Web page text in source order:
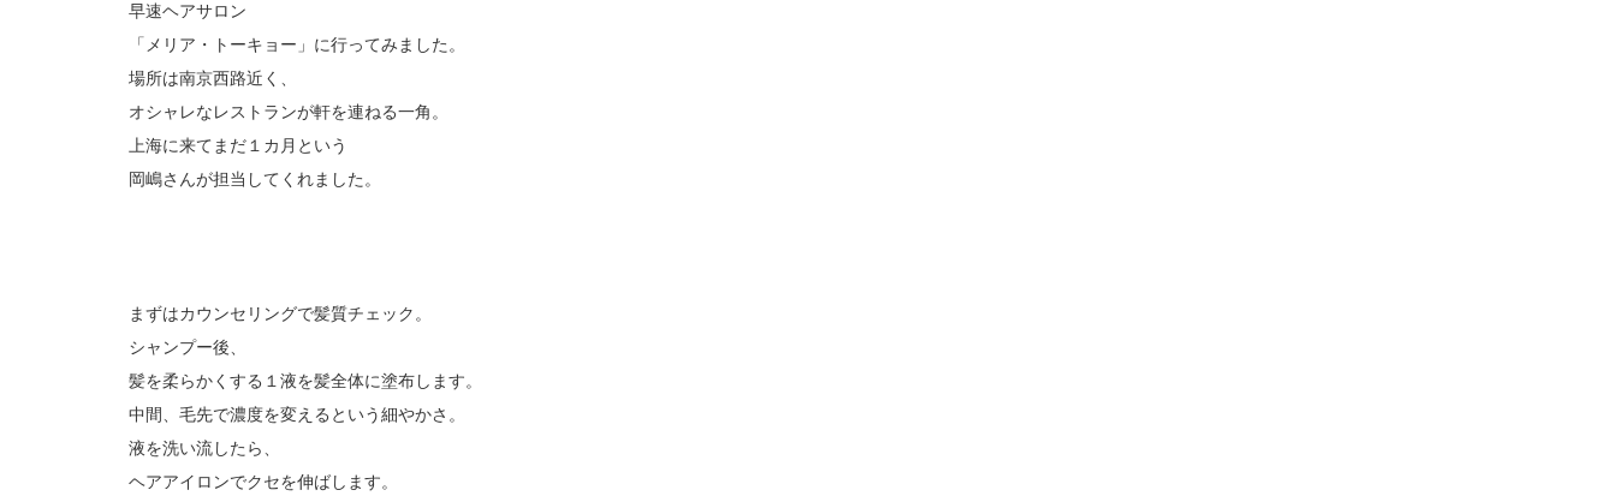
早速ヘアサロン
「メリア・トーキョー」に行ってみました。
場所は南京西路近く、
オシャレなレストランが軒を連ねる一角。
上海に来てまだ１カ月という
岡嶋さんが担当してくれました。
まずはカウンセリングで髪質チェック。
シャンプー後、
髪を柔らかくする１液を髪全体に塗布します。
中間、毛先で濃度を変えるという細やかさ。
液を洗い流したら、
ヘアアイロンでクセを伸ばします。